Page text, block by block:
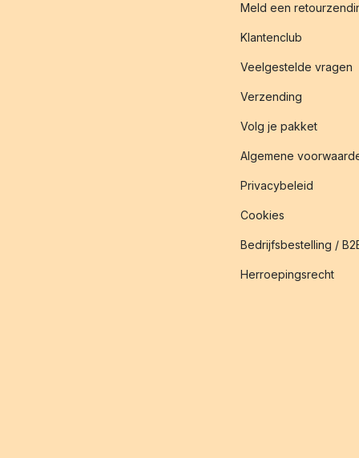
Meld een
Klantenclub
Veelgestelde vragen
Verzending
Volg je pakket
Algemene
Privacybeleid
Cookies
Bedrijfsbestelling /
Herroepingsrecht